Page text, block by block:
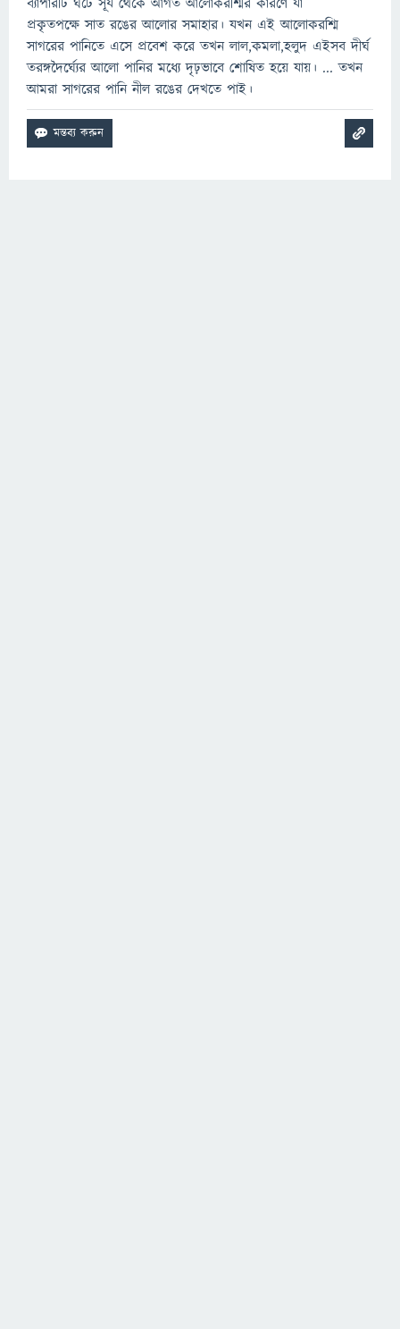
প্রকৃতপক্ষে সাত রঙের আলোর সমাহার। যখন এই আলোকরশ্মি
সাগরের পানিতে এসে প্রবেশ করে তখন লাল,কমলা,হলুদ এইসব দীর্ঘ
তরঙ্গদৈর্ঘ্যের আলো পানির মধ্যে দৃঢ়ভাবে শোষিত হয়ে যায়। ... তখন
আমরা সাগরের পানি নীল রঙের দেখতে পাই।